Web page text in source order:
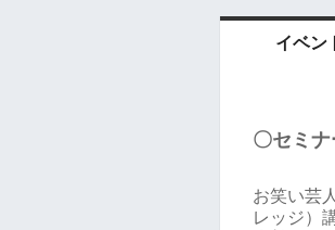
イベン
〇セミナ
お笑い芸
レッジ）